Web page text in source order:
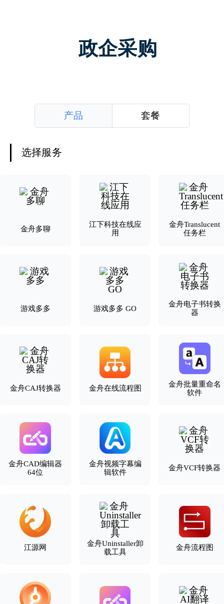
政企采购
产品 套餐
选择服务
金舟多聊
江下科技在线应
用
金舟Translucent
任务栏
游戏多多 游戏多多 GO
金舟电子书转换
器
金舟CAJ转换器 金舟在线流程图
金舟批量重命名
软件
金舟CAD编辑器
64位
金舟视频字幕编
辑软件
金舟VCF转换器
江源网
金舟Uninstaller卸
载工具
金舟流程图